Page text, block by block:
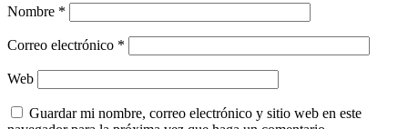
Nombre *
Correo electrónico *
Web
Guardar mi nombre, correo electrónico y sitio web en este